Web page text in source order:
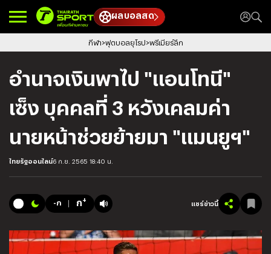
ผลบอลสด
กีฬา ฟุตบอลยุโรป พรีเมียร์ลีก
อำนาจเงินพาไป "แอนโทนี"
เซ็ง บุคคลที่ 3 หวังเคลมค่า
นายหน้าช่วยย้ายมา "แมนยูฯ"
ไทยรัฐออนไลน์6 ก.ย. 2565 18:40 น.
-ก ก+ แชร์ข่าวนี้